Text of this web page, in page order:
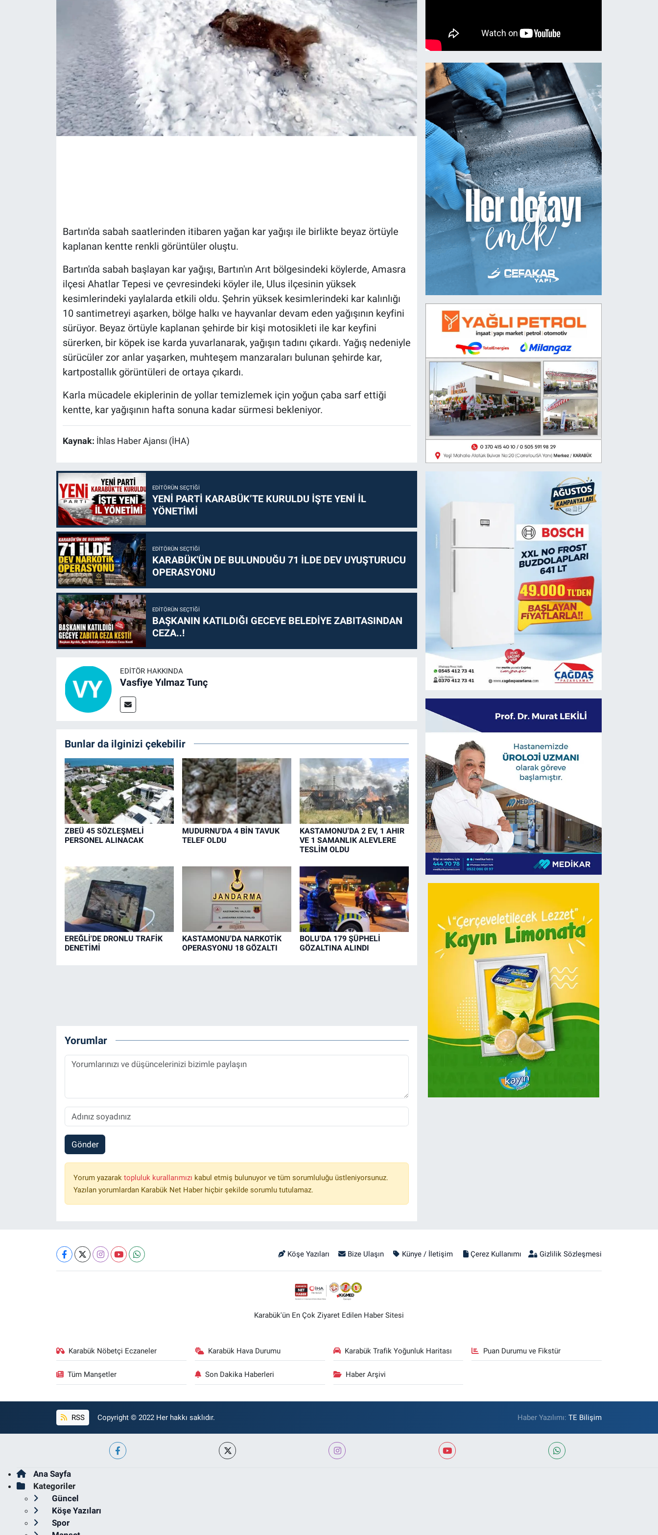
Bartın'da sabah saatlerinden itibaren yağan kar yağışı ile birlikte beyaz örtüyle
kaplanan kentte renkli görüntüler oluştu.
Bartın'da sabah başlayan kar yağışı, Bartın'ın Arıt bölgesindeki köylerde, Amasra
ilçesi Ahatlar Tepesi ve çevresindeki köyler ile, Ulus ilçesinin yüksek
kesimlerindeki yaylalarda etkili oldu. Şehrin yüksek kesimlerindeki kar kalınlığı
10 santimetreyi aşarken, bölge halkı ve hayvanlar devam eden yağışının keyfini
sürüyor. Beyaz örtüyle kaplanan şehirde bir kişi motosikleti ile kar keyfini
sürerken, bir köpek ise karda yuvarlanarak, yağışın tadını çıkardı. Yağış nedeniyle
sürücüler zor anlar yaşarken, muhteşem manzaraları bulunan şehirde kar,
kartpostallık görüntüleri de ortaya çıkardı.
Karla mücadele ekiplerinin de yollar temizlemek için yoğun çaba sarf ettiği
kentte, kar yağışının hafta sonuna kadar sürmesi bekleniyor.
Kaynak: İhlas Haber Ajansı (İHA)
EDITÖRÜN SEÇTIĞI
YENİ PARTİ KARABÜK’TE KURULDU İŞTE YENİ İL
YÖNETİMİ
EDITÖRÜN SEÇTIĞI
KARABÜK'ÜN DE BULUNDUĞU 71 İLDE DEV UYUŞTURUCU
OPERASYONU
EDITÖRÜN SEÇTIĞI
BAŞKANIN KATILDIĞI GECEYE BELEDİYE ZABITASINDAN
CEZA..!
EDITÖR HAKKINDA
Vasfiye Yılmaz Tunç
Bunlar da ilginizi çekebilir
ZBEÜ 45 SÖZLEŞMELİ
PERSONEL ALINACAK
MUDURNU'DA 4 BİN TAVUK
TELEF OLDU
KASTAMONU'DA 2 EV, 1 AHIR
VE 1 SAMANLIK ALEVLERE
TESLİM OLDU
EREĞLİ'DE DRONLU TRAFİK
DENETİMİ
KASTAMONU'DA NARKOTİK
OPERASYONU 18 GÖZALTI
BOLU'DA 179 ŞÜPHELİ
GÖZALTINA ALINDI
Yorumlar
Gönder
Yorum yazarak topluluk kurallarımızı kabul etmiş bulunuyor ve tüm sorumluluğu üstleniyorsunuz.
Yazılan yorumlardan Karabük Net Haber hiçbir şekilde sorumlu tutulamaz.
Köşe Yazıları Bize Ulaşın Künye / İletişim Çerez Kullanımı Gizlilik Sözleşmesi
Karabük'ün En Çok Ziyaret Edilen Haber Sitesi
Karabük Nöbetçi Eczaneler Karabük Hava Durumu Karabük Trafik Yoğunluk Haritası Puan Durumu ve Fikstür
Tüm Manşetler Son Dakika Haberleri Haber Arşivi
RSS Copyright © 2022 Her hakkı saklıdır. Haber Yazılımı:TE Bilişim
Ana Sayfa
Kategoriler
Güncel
Köşe Yazıları
Spor